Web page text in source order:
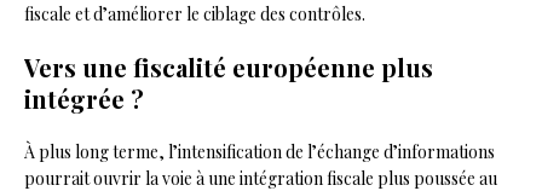
fiscale et d’améliorer le ciblage des contrôles.
Vers une fiscalité européenne plus
intégrée ?
À plus long terme, l’intensification de l’échange d’informations
pourrait ouvrir la voie à une intégration fiscale plus poussée au